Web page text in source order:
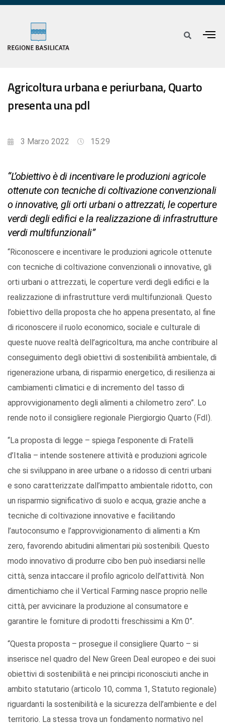
Agricoltura urbana e periurbana, Quarto
presenta una pdl
3 Marzo 2022 15:29
“L’obiettivo è di incentivare le produzioni agricole
ottenute con tecniche di coltivazione convenzionali
o innovative, gli orti urbani o attrezzati, le coperture
verdi degli edifici e la realizzazione di infrastrutture
verdi multifunzionali”
“Riconoscere e incentivare le produzioni agricole ottenute
con tecniche di coltivazione convenzionali o innovative, gli
orti urbani o attrezzati, le coperture verdi degli edifici e la
realizzazione di infrastrutture verdi multifunzionali. Questo
l’obiettivo della proposta che ho appena presentato, al fine
di riconoscere il ruolo economico, sociale e culturale di
queste nuove realtà dell’agricoltura, ma anche contribuire al
conseguimento degli obiettivi di sostenibilità ambientale, di
rigenerazione urbana, di risparmio energetico, di resilienza ai
cambiamenti climatici e di incremento del tasso di
approvvigionamento degli alimenti a chilometro zero”. Lo
rende noto il consigliere regionale Piergiorgio Quarto (FdI).
“La proposta di legge – spiega l’esponente di Fratelli
d’Italia – intende sostenere attività e produzioni agricole
che si sviluppano in aree urbane o a ridosso di centri urbani
e sono caratterizzate dall’impatto ambientale ridotto, con
un risparmio significativo di suolo e acqua, grazie anche a
tecniche di coltivazione innovative e facilitando
l’autoconsumo e l’approvvigionamento di alimenti a Km
zero, favorendo abitudini alimentari più sostenibili. Questo
modo innovativo di produrre cibo ben può insediarsi nelle
città, senza intaccare il profilo agricolo dell’attività. Non
dimentichiamo che il Vertical Farming nasce proprio nelle
città, per avvicinare la produzione al consumatore e
garantire le forniture di prodotti freschissimi a Km 0”.
“Questa proposta – prosegue il consigliere Quarto – si
inserisce nel quadro del New Green Deal europeo e dei suoi
obiettivi di sostenibilità e nei principi riconosciuti anche in
ambito statutario (articolo 10, comma 1, Statuto regionale)
riguardanti la sostenibilità e la sicurezza dell’ambiente e del
territorio. La stessa trova un fondamento normativo nel